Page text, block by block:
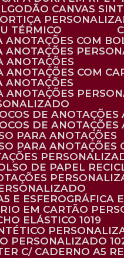
CANVAS
TÉRMICO
ANOTAÇÕES COM
ANOTAÇÕES
ANOTAÇÕES
ANOTAÇÕES COM
ANOTAÇÕES
ANOTAÇÕES
DE
DE
PARA ANOTAÇÕES
PARA ANOTAÇÕES
DE PAPEL
E ESFEROGRÁFICA
EM CARTÃO
ELÁSTICO 1019
PERSONALIZADO
C/ CADERNO A5